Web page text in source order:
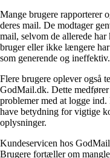
Mange brugere rapporterer
deres mail. De modtager
mail, selvom de allerede
bruger eller ikke længere
som generende og ineffektiv.
Flere brugere oplever også
GodMail.dk. Dette
problemer med at logge
have betydning for vigtige
oplysninger.
Kundeservicen hos
Brugere fortæller om